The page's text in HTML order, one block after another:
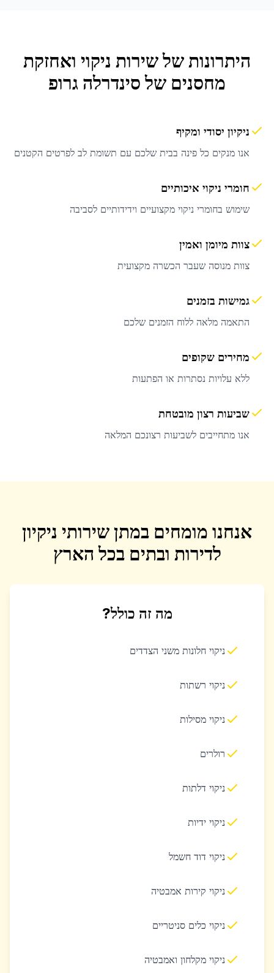
היתרונות של שירות ניקוי ואחזקת
מחסנים של סינדרלה גרופ
ניקיון יסודי ומקיף
אנו מנקים כל פינה בבית שלכם עם תשומת לב לפרטים הקטנים
חומרי ניקוי איכותיים
שימוש בחומרי ניקוי מקצועיים וידידותיים לסביבה
צוות מיומן ואמין
צוות מנוסה שעבר הכשרה מקצועית
גמישות בזמנים
התאמה מלאה ללוח הזמנים שלכם
מחירים שקופים
ללא עלויות נסתרות או הפתעות
שביעות רצון מובטחת
אנו מתחייבים לשביעות רצונכם המלאה
אנחנו מומחים במתן שירותי ניקיון
לדירות ובתים בכל הארץ
מה זה כולל?
ניקוי חלונות משני הצדדים
ניקוי רשתות
ניקוי מסילות
רולרים
ניקוי דלתות
ניקוי ידיות
ניקוי דוד חשמל
ניקוי קירות אמבטיה
ניקוי כלים סניטריים
ניקוי מקלחון ואמבטיה